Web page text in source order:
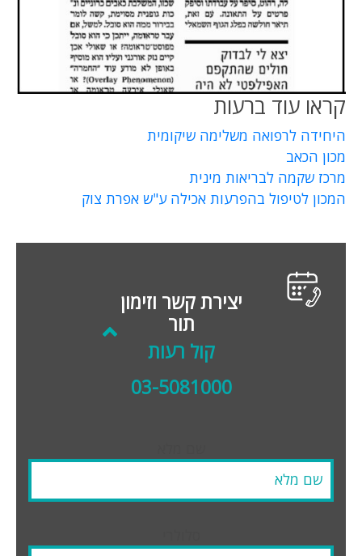
קראו עוד ברעות
היחידה לרפואה משלימה שיקומית
מכון הכאב
מרכז שקמה לבריאות מינית
המכון לטיפול בהפרעות אכילה ע"ש אפרת צוק
יצירת קשר וזימון
תור
קול רעות
03-5081000